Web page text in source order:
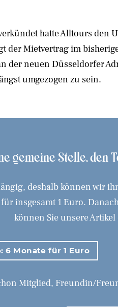
hatte Alltours den
der Mietvertrag im
neuen Düsseldorfer
umgezogen zu sein.
gemeine Stelle, den
deshalb können wir
insgesamt 1 Euro.
können Sie unsere
6 Monate für 1 Euro
Mitglied, Freundin/